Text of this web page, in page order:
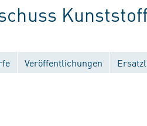
Veröffentlichungen